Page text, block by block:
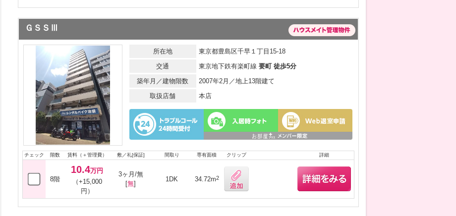
ＧＳＳⅢ
所在地
東京都豊島区千早１丁目15-18
交通
東京地下鉄有楽町線 要町 徒歩5分
築年月／建物階数
2007年2月／地上13階建て
取扱店舗
本店
チェック 階数 賃料（＋管理費） 敷／礼[保証] 間取り 専有面積 クリップ 詳細
8階
10.4万円
（+15,000
円）
3ヶ月/無
[無]
1DK 34.72m2